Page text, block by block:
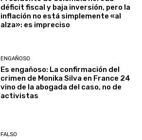
déficit fiscal y baja inversión, pero la
inflación no está simplemente «al
alza»: es impreciso
ENGAÑOSO
Es engañoso: La confirmación del
crimen de Monika Silva en France 24
vino de la abogada del caso, no de
activistas
FALSO